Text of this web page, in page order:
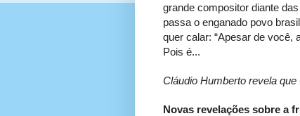
grande compositor diante
passa o enganado povo
quer calar: “Apesar de você,
Pois é...
Cláudio Humberto revela
Novas revelações sobre a